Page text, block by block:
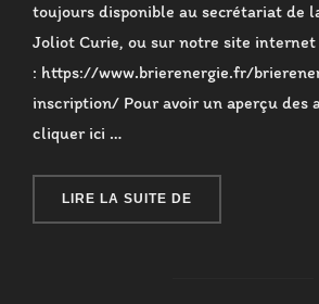
toujours disponible au secrétariat de
Joliot Curie, ou sur notre site internet
: https://www.brierenergie.fr/
inscription/ Pour avoir un aperçu des
cliquer ici …
LIRE LA SUITE DE